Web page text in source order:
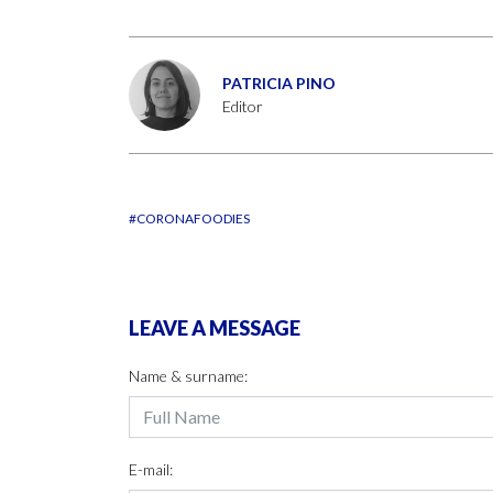
PATRICIA PINO
Editor
#CORONAFOODIES
LEAVE A MESSAGE
Name & surname:
E-mail: